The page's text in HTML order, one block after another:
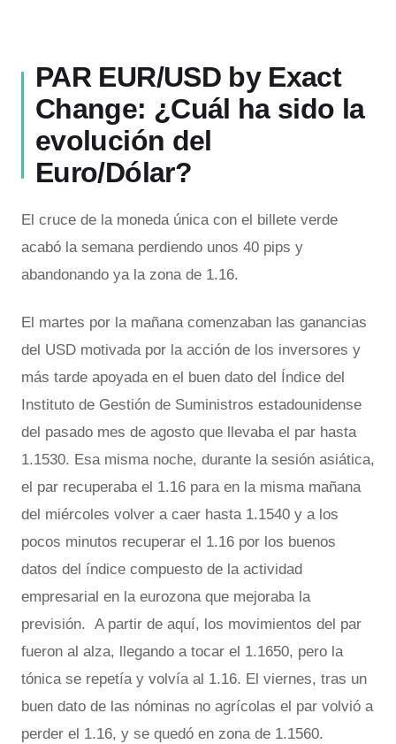
PAR EUR/USD by Exact
Change: ¿Cuál ha sido la
evolución del
Euro/Dólar?
El cruce de la moneda única con el billete verde
acabó la semana perdiendo unos 40 pips y
abandonando ya la zona de 1.16.
El martes por la mañana comenzaban las ganancias
del USD motivada por la acción de los inversores y
más tarde apoyada en el buen dato del Índice del
Instituto de Gestión de Suministros estadounidense
del pasado mes de agosto que llevaba el par hasta
1.1530. Esa misma noche, durante la sesión asiática,
el par recuperaba el 1.16 para en la misma mañana
del miércoles volver a caer hasta 1.1540 y a los
pocos minutos recuperar el 1.16 por los buenos
datos del índice compuesto de la actividad
empresarial en la eurozona que mejoraba la
previsión. A partir de aquí, los movimientos del par
fueron al alza, llegando a tocar el 1.1650, pero la
tónica se repetía y volvía al 1.16. El viernes, tras un
buen dato de las nóminas no agrícolas el par volvió a
perder el 1.16, y se quedó en zona de 1.1560.